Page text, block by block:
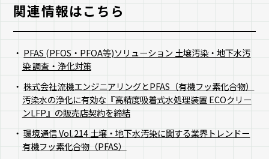
関連情報はこちら
PFAS (PFOS・PFOA等)ソリューション 土壌汚染・地下水汚
染 調査・浄化対策
株式会社流機エンジニアリングとPFAS（有機フッ素化合物）
汚染水の浄化に有効な『高精度吸着式水処理装置 ECOクリー
ンLFP』の販売店契約を締結
環境通信 Vol.214 土壌・地下水汚染に関する業界トレンドー
有機フッ素化合物（PFAS）